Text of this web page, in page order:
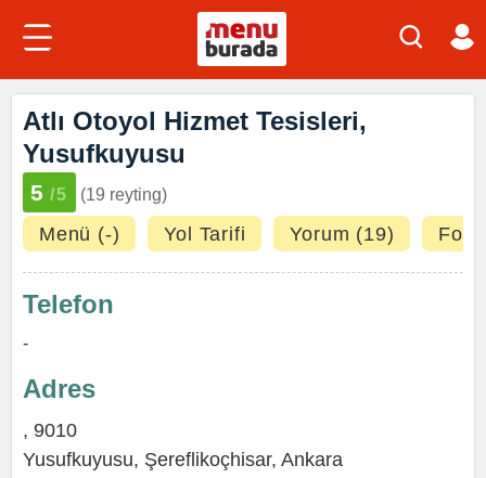
Atlı Otoyol Hizmet Tesisleri,
Yusufkuyusu
5 /5 (19 reyting)
Menü (-) Yol Tarifi Yorum (19)
Telefon
-
Adres
, 9010
Yusufkuyusu, Şereflikoçhisar, Ankara